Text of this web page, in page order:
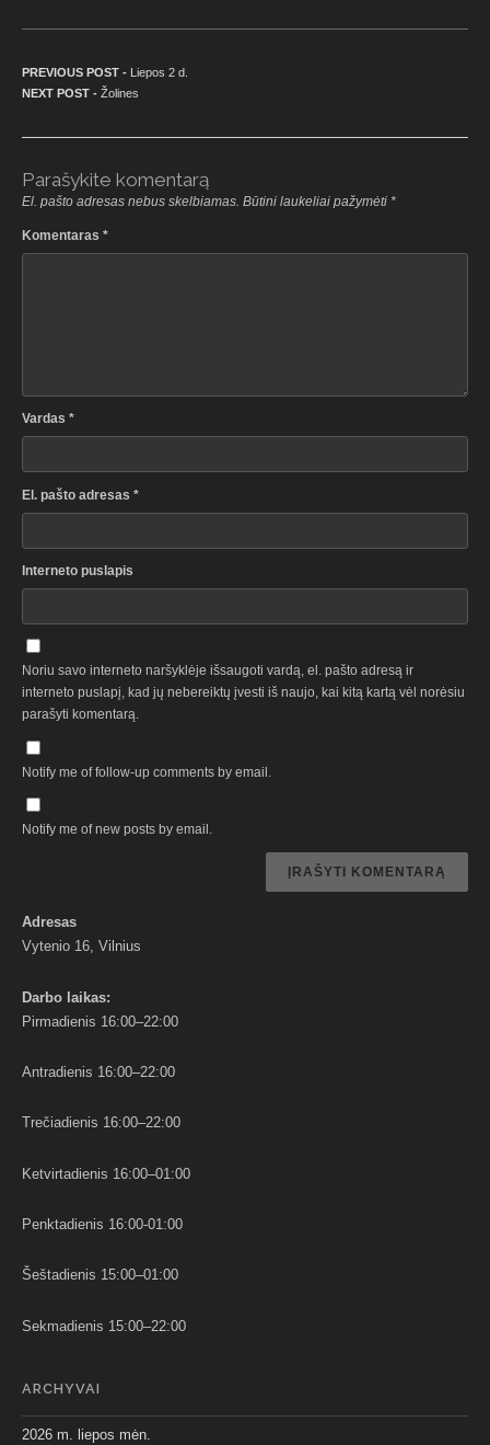
Navigacija tarp įrašų
PREVIOUS POST - Previous post:
Liepos 2 d.
NEXT POST - Next post:
Žolines
Parašykite komentarą
El. pašto adresas nebus skelbiamas. Būtini laukeliai pažymėti *
Komentaras *
Vardas *
El. pašto adresas *
Interneto puslapis
Noriu savo interneto naršyklėje išsaugoti vardą, el. pašto adresą ir
interneto puslapį, kad jų nebereiktų įvesti iš naujo, kai kitą kartą vėl norėsiu
parašyti komentarą.
Notify me of follow-up comments by email.
Notify me of new posts by email.
Adresas
Vytenio 16, Vilnius
Darbo laikas:
Pirmadienis 16:00–22:00
Antradienis 16:00–22:00
Trečiadienis 16:00–22:00
Ketvirtadienis 16:00–01:00
Penktadienis 16:00-01:00
Šeštadienis 15:00–01:00
Sekmadienis 15:00–22:00
ARCHYVAI
2026 m. liepos mėn.